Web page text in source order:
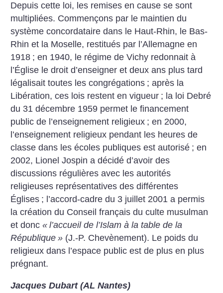
Depuis cette loi, les remises en cause se sont
multipliées. Commençons par le maintien du
système concordataire dans le Haut-Rhin, le Bas-
Rhin et la Moselle, restitués par l’Allemagne en
1918 ; en 1940, le régime de Vichy redonnait à
l’Église le droit d’enseigner et deux ans plus tard
légalisait toutes les congrégations ; après la
Libération, ces lois restent en vigueur ; la loi Debré
du 31 décembre 1959 permet le financement
public de l’enseignement religieux ; en 2000,
l’enseignement religieux pendant les heures de
classe dans les écoles publiques est autorisé ; en
2002, Lionel Jospin a décidé d’avoir des
discussions régulières avec les autorités
religieuses représentatives des différentes
Églises ; l’accord-cadre du 3 juillet 2001 a permis
la création du Conseil français du culte musulman
et donc« l’accueil de l’Islam à la table de la
République » (J.-P. Chevènement). Le poids du
religieux dans l’espace public est de plus en plus
prégnant.
Jacques Dubart (AL Nantes)